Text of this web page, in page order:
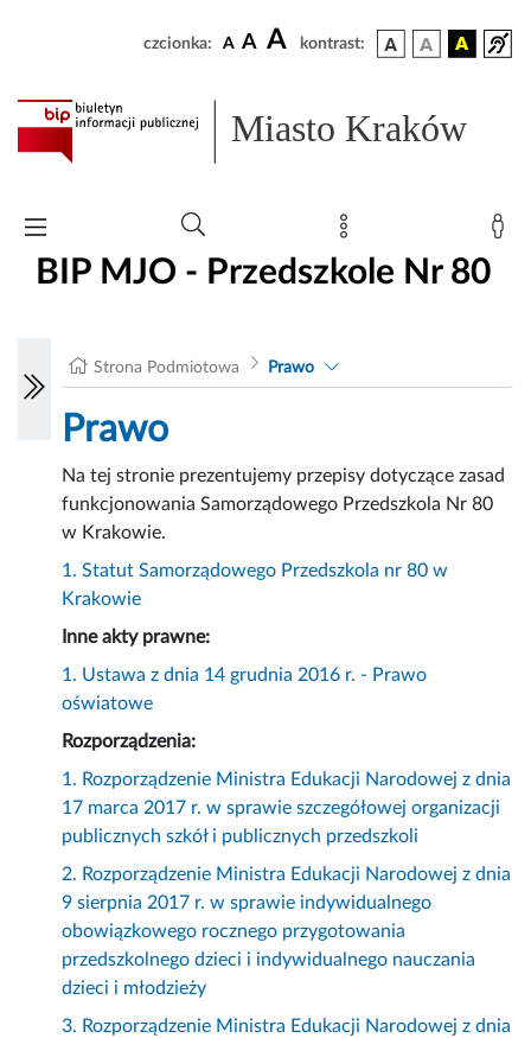
czcionka: A A A kontrast:
Miasto Kraków
BIP MJO - Przedszkole Nr 80
Strona Podmiotowa Prawo
Prawo
Na tej stronie prezentujemy przepisy dotyczące zasad
funkcjonowania Samorządowego Przedszkola Nr 80
w Krakowie.
1. Statut Samorządowego Przedszkola nr 80 w
Krakowie
Inne akty prawne:
1. Ustawa z dnia 14 grudnia 2016 r. - Prawo
oświatowe
Rozporządzenia:
1. Rozporządzenie Ministra Edukacji Narodowej z dnia
17 marca 2017 r. w sprawie szczegółowej organizacji
publicznych szkół i publicznych przedszkoli
2. Rozporządzenie Ministra Edukacji Narodowej z dnia
9 sierpnia 2017 r. w sprawie indywidualnego
obowiązkowego rocznego przygotowania
przedszkolnego dzieci i indywidualnego nauczania
dzieci i młodzieży
3. Rozporządzenie Ministra Edukacji Narodowej z dnia